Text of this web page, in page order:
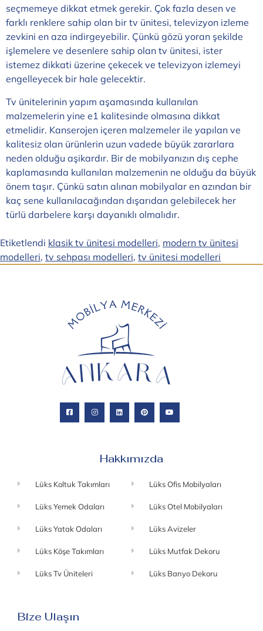
seçmemeye dikkat etmek gerekir. Çok fazla desen ve
farklı renklere sahip olan bir tv ünitesi, televizyon izleme
zevkini en aza indirgeyebilir. Çünkü gözü yoran şekilde
işlemelere ve desenlere sahip olan tv ünitesi, ister
istemez dikkati üzerine çekecek ve televizyon izlemeyi
engelleyecek bir hale gelecektir.
Tv ünitelerinin yapım aşamasında kullanılan
malzemelerin yine e1 kalitesinde olmasına dikkat
etmelidir. Kanserojen içeren malzemeler ile yapılan ve
kalitesiz olan ürünlerin uzun vadede büyük zararlara
neden olduğu aşikardır. Bir de mobilyanızın dış cephe
kaplamasında kullanılan malzemenin ne olduğu da büyük
önem taşır. Çünkü satın alınan mobilyalar en azından bir
kaç sene kullanılacağından dışarıdan gelebilecek her
türlü darbelere karşı dayanıklı olmalıdır.
Etiketlendi klasik tv ünitesi modelleri, modern tv ünitesi
modelleri, tv sehpası modelleri, tv ünitesi modelleri
Hakkımızda
Lüks Koltuk Takımları
Lüks Yemek Odaları
Lüks Yatak Odaları
Lüks Köşe Takımları
Lüks Tv Üniteleri
Lüks Ofis Mobilyaları
Lüks Otel Mobilyaları
Lüks Avizeler
Lüks Mutfak Dekoru
Lüks Banyo Dekoru
Bize Ulaşın